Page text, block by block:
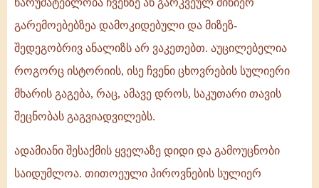
წარუმატებლობა ჩვენზე ან გარკვეულ მიწიერ
გარემოებებზეა დამოკიდებული და მიზეზ-
შედეგობრივ ანალიზს არ ვაკეთებთ. აუცილებელია
როგორც ისტორიის, ისე ჩვენი ცხოვრების სულიერი
მხარის გაგება, რაც, ამავე დროს, საკუთარი თავის
შეცნობას გაგვიადვილებს.
ადამიანი შესაქმის ყველაზე დიდი და გამოუცნობი
საიდუმლოა. თითოეული პიროვნების სულიერ